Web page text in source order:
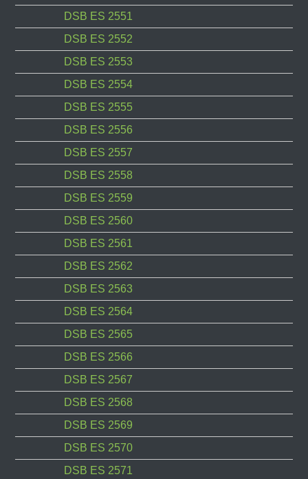
DSB ES 2551
DSB ES 2552
DSB ES 2553
DSB ES 2554
DSB ES 2555
DSB ES 2556
DSB ES 2557
DSB ES 2558
DSB ES 2559
DSB ES 2560
DSB ES 2561
DSB ES 2562
DSB ES 2563
DSB ES 2564
DSB ES 2565
DSB ES 2566
DSB ES 2567
DSB ES 2568
DSB ES 2569
DSB ES 2570
DSB ES 2571